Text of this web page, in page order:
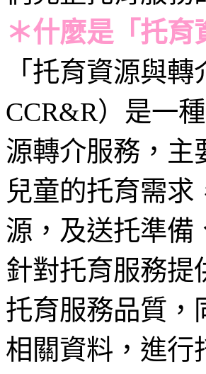
＊什麼是「托
「托育資源與
CCR&R）是一
源轉介服務，主
兒童的托育需
源，及送托準
針對托育服務提
托育服務品質，
相關資料，進行